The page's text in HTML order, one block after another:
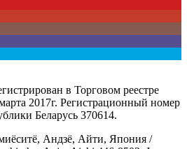
в Торговом реестре
2017г. Регистрационный номер
Беларусь 370614.
Андзё, Айти, Япония /